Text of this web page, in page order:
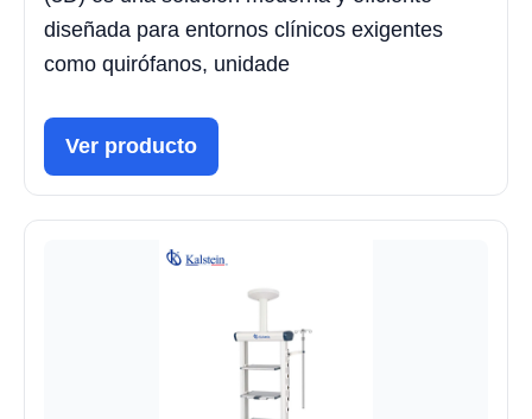
diseñada para entornos clínicos exigentes
como quirófanos, unidade
Ver producto